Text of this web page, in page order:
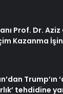
Prof. Dr.
Kazanma
Trump’ın
tehdidine